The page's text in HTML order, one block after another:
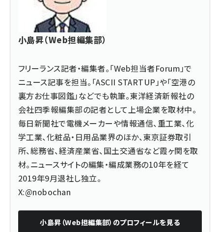
小島昇（Web担編集部）
フリーランス記者・編集者。「Web担当者Forum」で
ニュース記事を担当。「ASCII STARTUP」や「空港の
裏方お仕事図鑑」などでも執筆。東洋経済新報社の
会社四季報編集部の記者として上場企業を取材中。
毎日新聞社で電機メーカーや情報通信、重工業、化
学工業、化粧品・日用品業界のほか、東京証券取引
所、総務省、経済産業省、国土交通省など霞ヶ関を取
材。ニュースサイトの編集・編成業務の10年を経て
2019年9月退社し独立。
X:@nobochan
小島昇（Web担編集部） のプロフィールを見る